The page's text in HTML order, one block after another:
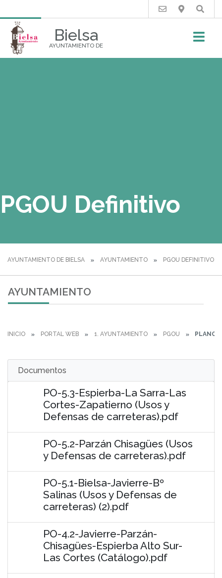
Bielsa
AYUNTAMIENTO DE
Buscar
PGOU Definitivo
AYUNTAMIENTO DE BIELSA AYUNTAMIENTO PGOU DEFINITIVO
AYUNTAMIENTO
INICIO PORTAL WEB 1. AYUNTAMIENTO PGOU PLANOS
Documentos
PO-5.3-Espierba-La Sarra-Las
Cortes-Zapatierno (Usos y
Defensas de carreteras).pdf
PO-5.2-Parzán Chisagües (Usos
y Defensas de carreteras).pdf
PO-5.1-Bielsa-Javierre-Bº
Salinas (Usos y Defensas de
carreteras) (2).pdf
PO-4.2-Javierre-Parzán-
Chisagües-Espierba Alto Sur-
Las Cortes (Catálogo).pdf